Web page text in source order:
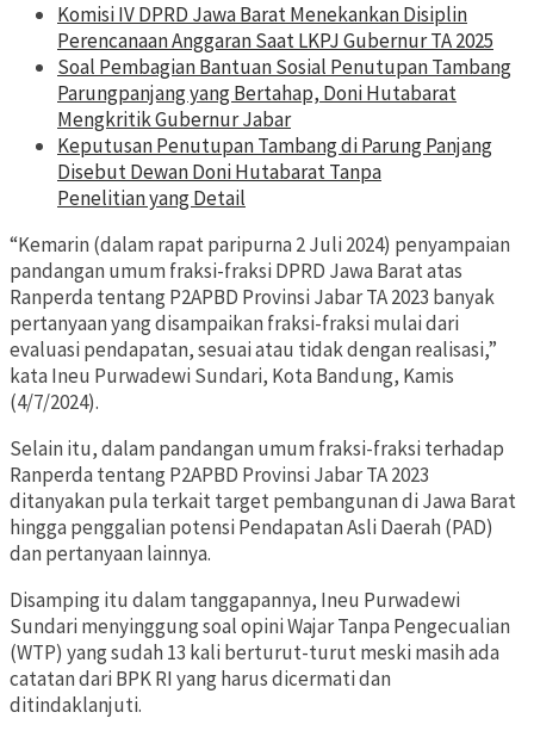
Komisi IV DPRD Jawa Barat Menekankan Disiplin
Perencanaan Anggaran Saat LKPJ Gubernur TA 2025
Soal Pembagian Bantuan Sosial Penutupan Tambang
Parungpanjang yang Bertahap, Doni Hutabarat
Mengkritik Gubernur Jabar
Keputusan Penutupan Tambang di Parung Panjang
Disebut Dewan Doni Hutabarat Tanpa
Penelitian yang Detail
“Kemarin (dalam rapat paripurna 2 Juli 2024) penyampaian
pandangan umum fraksi-fraksi DPRD Jawa Barat atas
Ranperda tentang P2APBD Provinsi Jabar TA 2023 banyak
pertanyaan yang disampaikan fraksi-fraksi mulai dari
evaluasi pendapatan, sesuai atau tidak dengan realisasi,”
kata Ineu Purwadewi Sundari, Kota Bandung, Kamis
(4/7/2024).
Selain itu, dalam pandangan umum fraksi-fraksi terhadap
Ranperda tentang P2APBD Provinsi Jabar TA 2023
ditanyakan pula terkait target pembangunan di Jawa Barat
hingga penggalian potensi Pendapatan Asli Daerah (PAD)
dan pertanyaan lainnya.
Disamping itu dalam tanggapannya, Ineu Purwadewi
Sundari menyinggung soal opini Wajar Tanpa Pengecualian
(WTP) yang sudah 13 kali berturut-turut meski masih ada
catatan dari BPK RI yang harus dicermati dan
ditindaklanjuti.